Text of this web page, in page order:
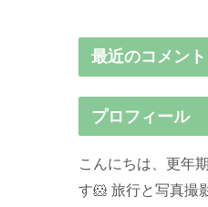
最近のコメント
プロフィール
こんにちは、更年
す🐹 旅行と写真撮